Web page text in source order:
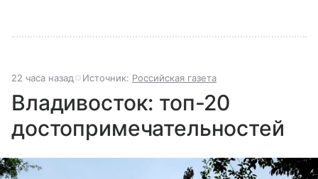
22 часа назад Источник: Российская газета
Владивосток: топ-20
достопримечательностей